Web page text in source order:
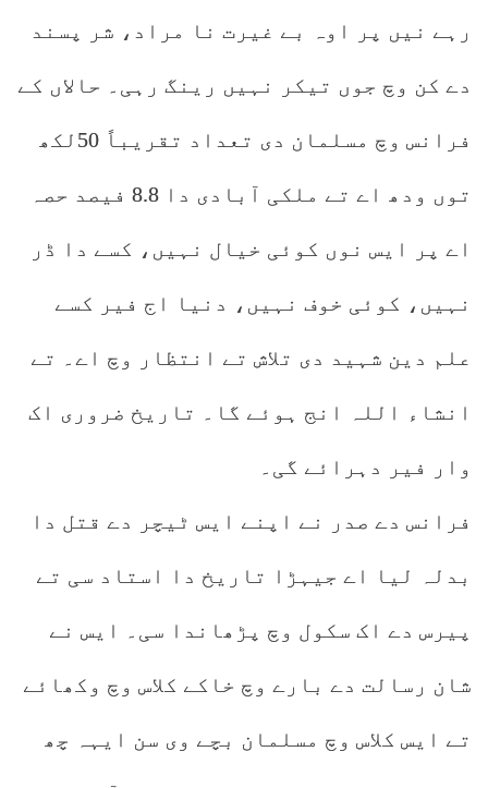
رہے نیں پر اوہ بے غیرت نا مراد، شر پسند
دے کن وچ جوں تیکر نہیں رینگ رہی۔ حالاں کے
فرانس وچ مسلمان دی تعداد تقریباً 50لکھ
توں ودھ اے تے ملکی آبادی دا 8.8 فیصد حصہ
اے پر ایس نوں کوئی خیال نہیں، کسے دا ڈر
نہیں، کوئی خوف نہیں، دنیا اج فیر کسے
علم دین شہید دی تلاش تے انتظار وچ اے۔ تے
انشاء اللہ انج ہوئے گا۔ تاریخ ضروری اک
وار فیر دہرائے گی۔
فرانس دے صدر نے اپنے ایس ٹیچر دے قتل دا
بدلہ لیا اے جیہڑا تاریخ دا استاد سی تے
پیرس دے اک سکول وچ پڑھاندا سی۔ ایس نے
شان رسالت دے بارے وچ خاکے کلاس وچ وکھائے
تے ایس کلاس وچ مسلمان بچے وی سن ایہہ چھ